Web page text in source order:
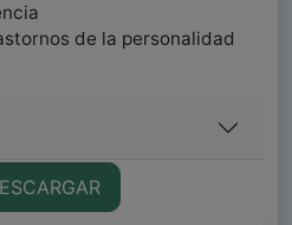
de la personalidad